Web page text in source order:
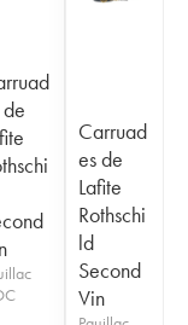
Carruad
es de
Lafite
Rothschi
ld
Second
Vin